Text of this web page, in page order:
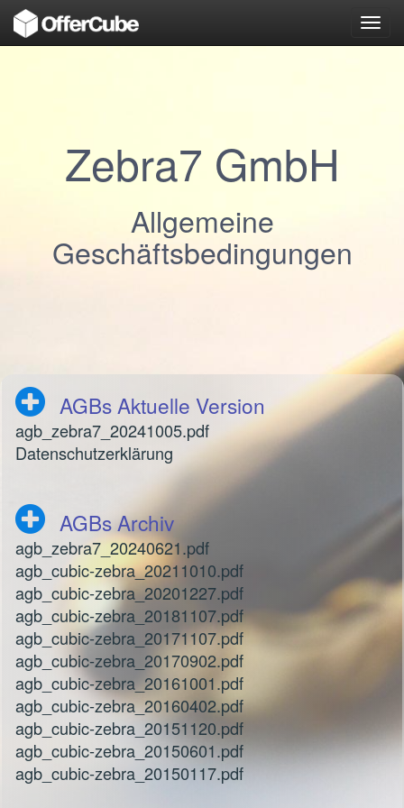
Zebra7 GmbH
Allgemeine
Geschäftsbedingungen
AGBs Aktuelle Version
agb_zebra7_20241005.pdf
Datenschutzerklärung
AGBs Archiv
agb_zebra7_20240621.pdf
agb_cubic-zebra_20211010.pdf
agb_cubic-zebra_20201227.pdf
agb_cubic-zebra_20181107.pdf
agb_cubic-zebra_20171107.pdf
agb_cubic-zebra_20170902.pdf
agb_cubic-zebra_20161001.pdf
agb_cubic-zebra_20160402.pdf
agb_cubic-zebra_20151120.pdf
agb_cubic-zebra_20150601.pdf
agb_cubic-zebra_20150117.pdf